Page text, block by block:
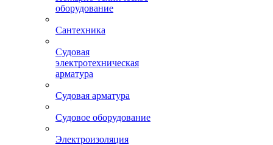
оборудование
Сантехника
Судовая
электротехническая
арматура
Судовая арматура
Судовое оборудование
Электроизоляция